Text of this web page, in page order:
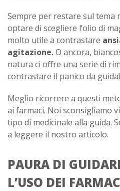
Sempre per restare sul
optare di scegliere l’olio di
molto utile a contrastare
agitazione.O ancora,
natura ci offre una serie di
contrastare il panico da
Meglio ricorrere a questi
ai farmaci. Noi sconsigliamo
tipo di medicinale alla guida.
a leggere il nostro articolo.
PAURA DI
L’USO DEI